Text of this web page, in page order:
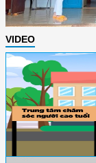
VIDEO